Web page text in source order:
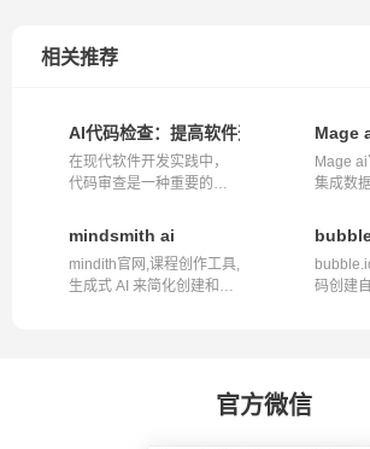
相关推荐
AI代码检查：提高软件开发质量与效率的
在现代软件开发实践中，
代码审查是一种重要的质
Mage
Mage
集成数
mindsmith ai
mindith官网,课程创作工具,
生成式 AI 来简化创建和共
码创建
官方微信